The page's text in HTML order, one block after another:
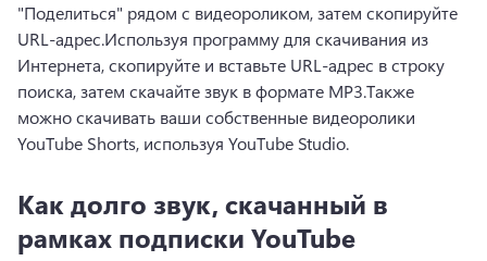
"Поделиться" рядом с видеороликом, затем скопируйте
URL-адрес.Используя программу для скачивания из
Интернета, скопируйте и вставьте URL-адрес в строку
поиска, затем скачайте звук в формате MP3.Также
можно скачивать ваши собственные видеоролики
YouTube Shorts, используя YouTube Studio.
Как долго звук, скачанный в
рамках подписки YouTube